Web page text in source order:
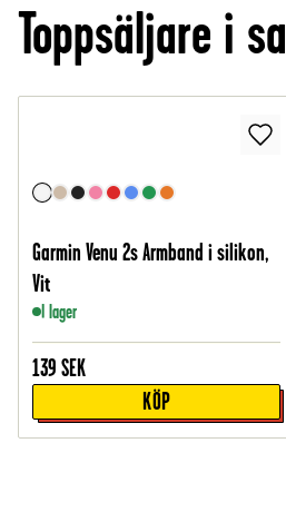
Toppsäljare i
Garmin Venu 2s Armband i silikon,
Vit
I lager
139 SEK
KÖP